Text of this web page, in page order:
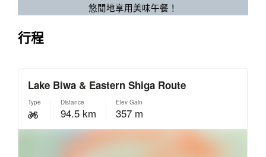
悠閒地享用美味午餐！
行程